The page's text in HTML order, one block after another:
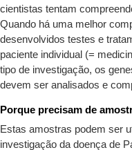
cientistas tentam
Quando há uma melhor
desenvolvidos testes e
paciente individual (=
tipo de investigação, os
devem ser analisados e
Porque precisam de
Estas amostras podem ser
investigação da doença de